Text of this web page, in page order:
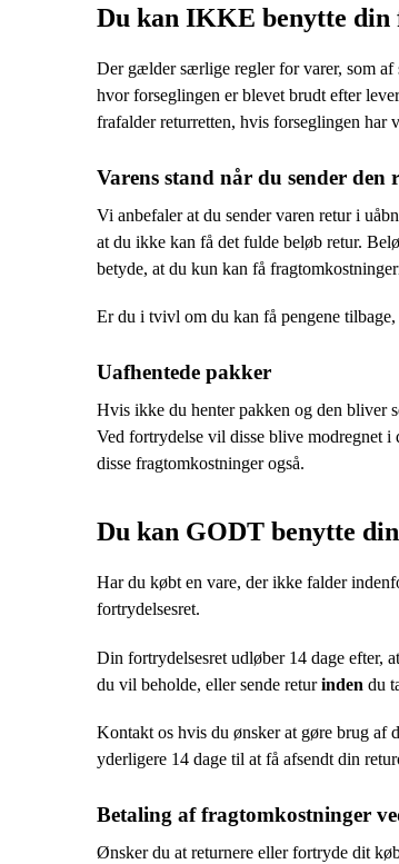
Du kan IKKE benytte din
Der gælder særlige regler for varer, som af
hvor forseglingen er blevet brudt efter
frafalder returretten, hvis forseglingen har
Varens stand når du sender den
Vi anbefaler at du sender varen retur i
at du ikke kan få det fulde beløb retur.
betyde, at du kun kan få
Er du i tvivl om du kan få pengene
Uafhentede pakker
Hvis ikke du henter pakken og den bliver
Ved fortrydelse vil disse blive modregnet i
disse fragtomkostninger også.
Du kan GODT benytte
Har du købt en vare, der ikke falder
fortrydelsesret.
Din fortrydelsesret udløber 14 dage efter,
du vil beholde, eller sende returinden du
Kontakt os hvis du ønsker at gøre brug af
yderligere 14 dage til at få afsendt din
Betaling af fragtomkostninger
Ønsker du at returnere eller fortryde dit